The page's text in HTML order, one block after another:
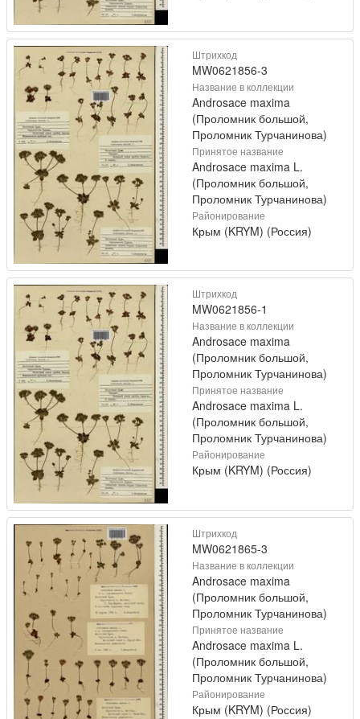
Штрихкод
MW0621856-3
Название в коллекции
Androsace maxima
(Проломник большой,
Проломник Турчанинова)
Принятое название
Androsace maxima L.
(Проломник большой,
Проломник Турчанинова)
Районирование
Крым (KRYM) (Россия)
Штрихкод
MW0621856-1
Название в коллекции
Androsace maxima
(Проломник большой,
Проломник Турчанинова)
Принятое название
Androsace maxima L.
(Проломник большой,
Проломник Турчанинова)
Районирование
Крым (KRYM) (Россия)
Штрихкод
MW0621865-3
Название в коллекции
Androsace maxima
(Проломник большой,
Проломник Турчанинова)
Принятое название
Androsace maxima L.
(Проломник большой,
Проломник Турчанинова)
Районирование
Крым (KRYM) (Россия)